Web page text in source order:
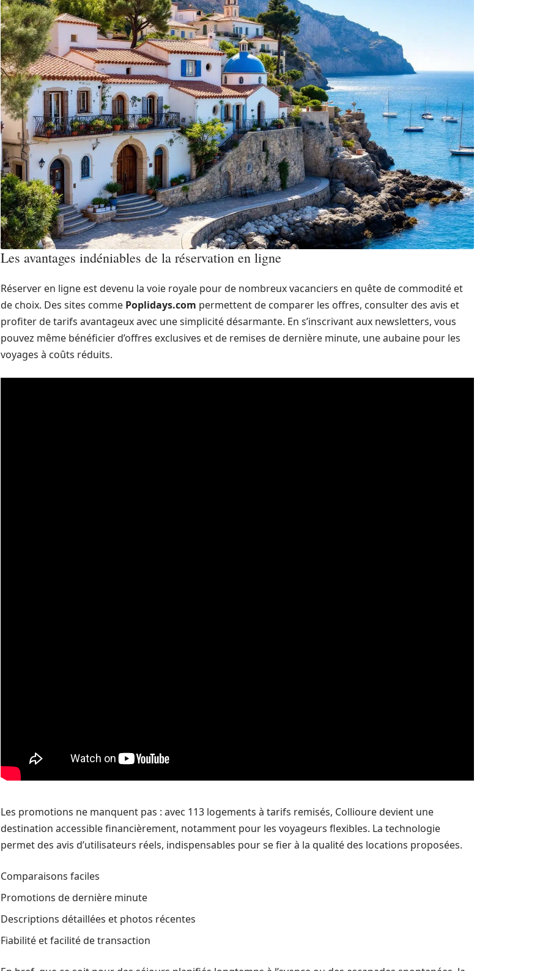
Les avantages indéniables de la réservation en ligne
Réserver en ligne est devenu la voie royale pour de nombreux vacanciers en quête de commodité et
de choix. Des sites comme Poplidays.com permettent de comparer les offres, consulter des avis et
profiter de tarifs avantageux avec une simplicité désarmante. En s’inscrivant aux newsletters, vous
pouvez même bénéficier d’offres exclusives et de remises de dernière minute, une aubaine pour les
voyages à coûts réduits.
Les promotions ne manquent pas : avec 113 logements à tarifs remisés, Collioure devient une
destination accessible financièrement, notamment pour les voyageurs flexibles. La technologie
permet des avis d’utilisateurs réels, indispensables pour se fier à la qualité des locations proposées.
Comparaisons faciles
Promotions de dernière minute
Descriptions détaillées et photos récentes
Fiabilité et facilité de transaction